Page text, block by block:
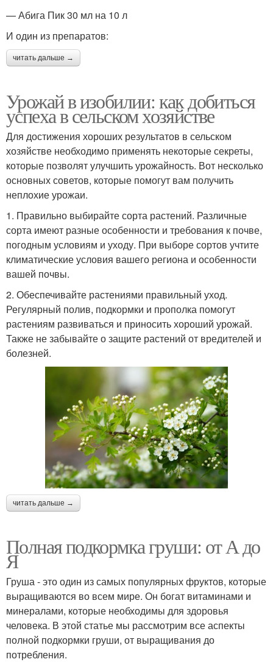
— Абига Пик 30 мл на 10 л
И один из препаратов:
читать дальше →
Урожай в изобилии: как добиться
успеха в сельском хозяйстве
Для достижения хороших результатов в сельском
хозяйстве необходимо применять некоторые секреты,
которые позволят улучшить урожайность. Вот несколько
основных советов, которые помогут вам получить
неплохие урожаи.
1. Правильно выбирайте сорта растений. Различные
сорта имеют разные особенности и требования к почве,
погодным условиям и уходу. При выборе сортов учтите
климатические условия вашего региона и особенности
вашей почвы.
2. Обеспечивайте растениями правильный уход.
Регулярный полив, подкормки и прополка помогут
растениям развиваться и приносить хороший урожай.
Также не забывайте о защите растений от вредителей и
болезней.
читать дальше →
Полная подкормка груши: от А до
Я
Груша - это один из самых популярных фруктов, которые
выращиваются во всем мире. Он богат витаминами и
минералами, которые необходимы для здоровья
человека. В этой статье мы рассмотрим все аспекты
полной подкормки груши, от выращивания до
потребления.